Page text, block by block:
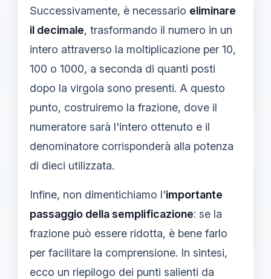
Successivamente, è necessario eliminare
il decimale, trasformando il numero in un
intero attraverso la moltiplicazione per 10,
100 o 1000, a seconda di quanti posti
dopo la virgola sono presenti. A questo
punto, costruiremo la frazione, dove il
numeratore sarà l'intero ottenuto e il
denominatore corrisponderà alla potenza
di dieci utilizzata.
Infine, non dimentichiamo l'importante
passaggio della semplificazione: se la
frazione può essere ridotta, è bene farlo
per facilitare la comprensione. In sintesi,
ecco un riepilogo dei punti salienti da